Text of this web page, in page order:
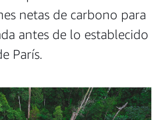
netas de carbono para
antes de lo establecido
París.